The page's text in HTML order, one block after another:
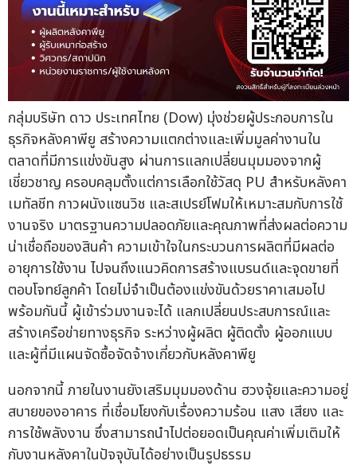
กลุ่มบริษัท ดาว ประเทศไทย (Dow) มุ่งช่วยผู้ประกอบการใน
ธุรกิจหลังคาพียู สร้างความแตกต่างและเพิ่มมูลค่างานใน
ตลาดที่มีการแข่งขันสูง ผ่านการแลกเปลี่ยนมุมมองจากผู้
เชี่ยวชาญ ครอบคลุมตั้งแต่การเลือกใช้วัสดุ PU สำหรับหลังคา
เมทัลชีท กาวผนังแซนวิช และสเปรย์โฟมให้เหมาะสมกับการใช้
งานจริง มาตรฐานความปลอดภัยและคุณภาพที่ส่งผลต่อความ
น่าเชื่อถือของสินค้า ความเข้าใจในกระบวนการผลิตที่มีผลต่อ
อายุการใช้งาน ไปจนถึงแนวคิดการสร้างแบรนด์และจุดขายที่
ตอบโจทย์ลูกค้า โดยไม่จำเป็นต้องแข่งขันด้วยราคาเสมอไป
พร้อมกันนี้ ผู้เข้าร่วมงานจะได้ แลกเปลี่ยนประสบการณ์และ
สร้างเครือข่ายทางธุรกิจ ระหว่างผู้ผลิต ผู้ติดตั้ง ผู้ออกแบบ
และผู้ที่มีแผนจัดซื้อจัดจ้างเกี่ยวกับหลังคาพียู
นอกจากนี้ ภายในงานยังเสริมมุมมองด้าน ฮวงจุ้ยและความอยู่
สบายของอาคาร ที่เชื่อมโยงกับเรื่องความร้อน แสง เสียง และ
การใช้พลังงาน ซึ่งสามารถนำไปต่อยอดเป็นคุณค่าเพิ่มเติมให้
กับงานหลังคาในปัจจุบันได้อย่างเป็นรูปธรรม